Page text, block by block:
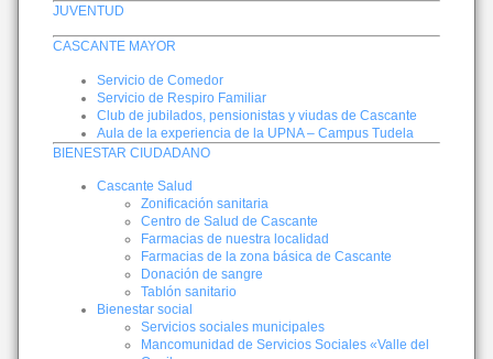
JUVENTUD
CASCANTE MAYOR
Servicio de Comedor
Servicio de Respiro Familiar
Club de jubilados, pensionistas y viudas de Cascante
Aula de la experiencia de la UPNA – Campus Tudela
BIENESTAR CIUDADANO
Cascante Salud
Zonificación sanitaria
Centro de Salud de Cascante
Farmacias de nuestra localidad
Farmacias de la zona básica de Cascante
Donación de sangre
Tablón sanitario
Bienestar social
Servicios sociales municipales
Mancomunidad de Servicios Sociales «Valle del